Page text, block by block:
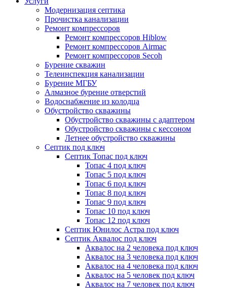
Модернизация септика
Прочистка канализации
Ремонт компрессоров
Ремонт компрессоров Hiblow
Ремонт компрессоров Airmac
Ремонт компрессоров Secoh
Бурение скважин
Телеинспекция канализации
Бурение МГБУ
Алмазное бурение отверстий
Водоснабжение из колодца
Обустройство скважины
Обустройство скважины с адаптером
Обустройство скважины с кессоном
Летнее обустройство скважины
Септик под ключ
Септик Топас под ключ
Топас 4 под ключ
Топас 5 под ключ
Топас 6 под ключ
Топас 8 под ключ
Топас 9 под ключ
Топас 10 под ключ
Топас 12 под ключ
Септик Юнилос Астра под ключ
Септик Аквалос под ключ
Аквалос на 2 человека под ключ
Аквалос на 3 человека под ключ
Аквалос на 4 человека под ключ
Аквалос на 5 человек под ключ
Аквалос на 7 человек под ключ